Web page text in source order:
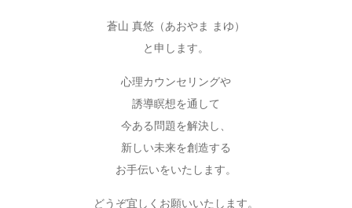
蒼山 真悠（あおやま まゆ）
と申します。
心理カウンセリングや
誘導瞑想を通して
今ある問題を解決し、
新しい未来を創造する
お手伝いをいたします。
どうぞ宜しくお願いいたします。